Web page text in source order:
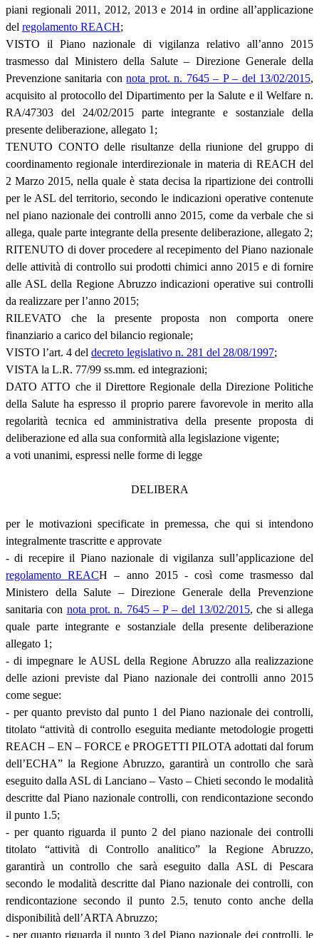
piani regionali 2011, 2012, 2013 e 2014 in ordine all’applicazione
del regolamento REACH;
VISTO il Piano nazionale di vigilanza relativo all’anno 2015
trasmesso dal Ministero della Salute – Direzione Generale della
Prevenzione sanitaria connota prot. n. 7645 – P – del 13/02/2015,
acquisito al protocollo del Dipartimento per la Salute e il Welfare n.
RA/47303 del 24/02/2015 parte integrante e sostanziale della
presente deliberazione, allegato 1;
TENUTO CONTO delle risultanze della riunione del gruppo di
coordinamento regionale interdirezionale in materia di REACH del
2 Marzo 2015, nella quale è stata decisa la ripartizione dei controlli
per le ASL del territorio, secondo le indicazioni operative contenute
nel piano nazionale dei controlli anno 2015, come da verbale che si
allega, quale parte integrante della presente deliberazione, allegato 2;
RITENUTO di dover procedere al recepimento del Piano nazionale
delle attività di controllo sui prodotti chimici anno 2015 e di fornire
alle ASL della Regione Abruzzo indicazioni operative sui controlli
da realizzare per l’anno 2015;
RILEVATO che la presente proposta non comporta onere
finanziario a carico del bilancio regionale;
VISTO l’art. 4 del decreto legislativo n. 281 del 28/08/1997;
VISTA la L.R. 77/99 ss.mm. ed integrazioni;
DATO ATTO che il Direttore Regionale della Direzione Politiche
della Salute ha espresso il proprio parere favorevole in merito alla
regolarità tecnica ed amministrativa della presente proposta di
deliberazione ed alla sua conformità alla legislazione vigente;
a voti unanimi, espressi nelle forme di legge
DELIBERA
per le motivazioni specificate in premessa, che qui si intendono
integralmente trascritte e approvate
- di recepire il Piano nazionale di vigilanza sull’applicazione del
regolamento REACH – anno 2015 - così come trasmesso dal
Ministero della Salute – Direzione Generale della Prevenzione
sanitaria con nota prot. n. 7645 – P – del 13/02/2015, che si allega
quale parte integrante e sostanziale della presente deliberazione
allegato 1;
- di impegnare le AUSL della Regione Abruzzo alla realizzazione
delle azioni previste dal Piano nazionale dei controlli anno 2015
come segue:
- per quanto previsto dal punto 1 del Piano nazionale dei controlli,
titolato “attività di controllo eseguita mediante metodologie progetti
REACH – EN – FORCE e PROGETTI PILOTA adottati dal forum
dell’ECHA” la Regione Abruzzo, garantirà un controllo che sarà
eseguito dalla ASL di Lanciano – Vasto – Chieti secondo le modalità
descritte dal Piano nazionale controlli, con rendicontazione secondo
il punto 1.5;
- per quanto riguarda il punto 2 del piano nazionale dei controlli
titolato “attività di Controllo analitico” la Regione Abruzzo,
garantirà un controllo che sarà eseguito dalla ASL di Pescara
secondo le modalità descritte dal Piano nazionale dei controlli, con
rendicontazione secondo il punto 2.5, tenuto conto anche della
disponibilità dell’ARTA Abruzzo;
- per quanto riguarda il punto 3 del Piano nazionale dei controlli, le